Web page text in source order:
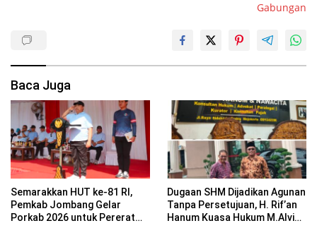
Gabungan
Baca Juga
Semarakkan HUT ke-81 RI,
Pemkab Jombang Gelar
Porkab 2026 untuk Pererat
Dugaan SHM Dijadikan Agunan
Tanpa Persetujuan, H. Rif’an
Hanum Kuasa Hukum M.Alvin